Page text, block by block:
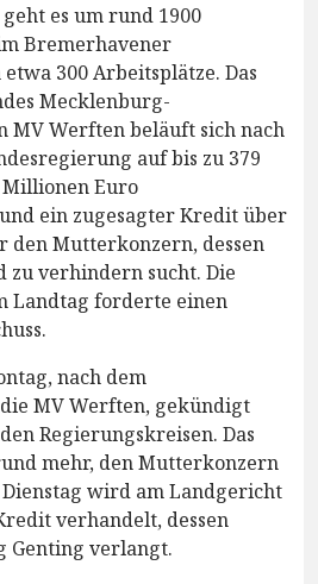
es um rund 1900
Bremerhavener
300 Arbeitsplätze. Das
Mecklenburg-
MV Werften beläuft sich nach
auf bis zu 379
Euro
ein zugesagter Kredit über
den Mutterkonzern, dessen
zu verhindern sucht. Die
Landtag forderte einen
nach dem
MV Werften, gekündigt
Regierungskreisen. Das
mehr, den Mutterkonzern
wird am Landgericht
verhandelt, dessen
Genting verlangt.